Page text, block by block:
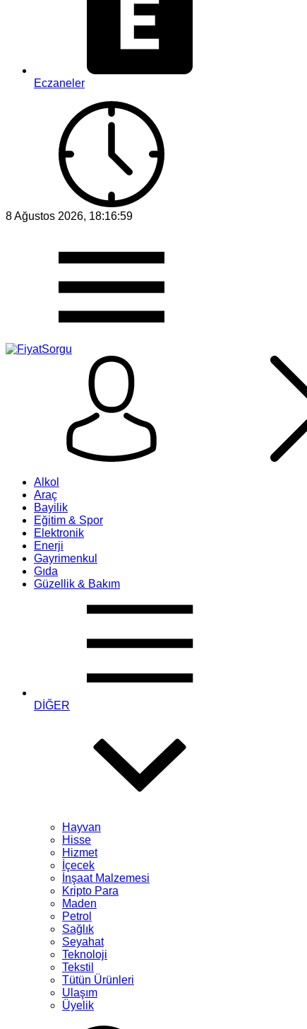
Eczaneler
8 Ağustos 2026, 18:16:59
Alkol
Araç
Bayilik
Eğitim & Spor
Elektronik
Enerji
Gayrimenkul
Gıda
Güzellik & Bakım
DİĞER
Hayvan
Hisse
Hizmet
İçecek
İnşaat Malzemesi
Kripto Para
Maden
Petrol
Sağlık
Seyahat
Teknoloji
Tekstil
Tütün Ürünleri
Ulaşım
Üyelik